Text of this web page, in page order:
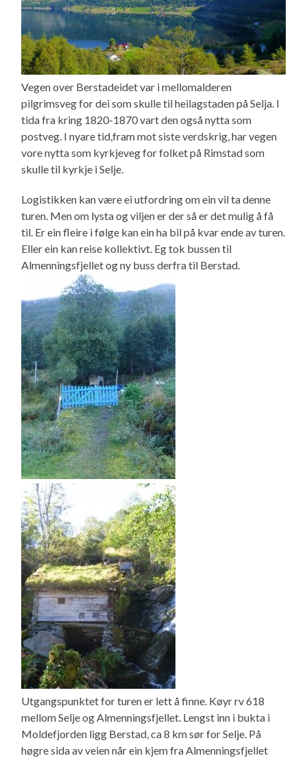
Vegen over Berstadeidet var i mellomalderen
pilgrimsveg for dei som skulle til heilagstaden på Selja. I
tida fra kring 1820-1870 vart den også nytta som
postveg. I nyare tid,fram mot siste verdskrig, har vegen
vore nytta som kyrkjeveg for folket på Rimstad som
skulle til kyrkje i Selje.
Logistikken kan være ei utfordring om ein vil ta denne
turen. Men om lysta og viljen er der så er det mulig å få
til. Er ein fleire i følge kan ein ha bil på kvar ende av turen.
Eller ein kan reise kollektivt. Eg tok bussen til
Almenningsfjellet og ny buss derfra til Berstad.
Utgangspunktet for turen er lett å finne. Køyr rv 618
mellom Selje og Almenningsfjellet. Lengst inn i bukta i
Moldefjorden ligg Berstad, ca 8 km sør for Selje. På
høgre sida av veien når ein kjem fra Almenningsfjellet